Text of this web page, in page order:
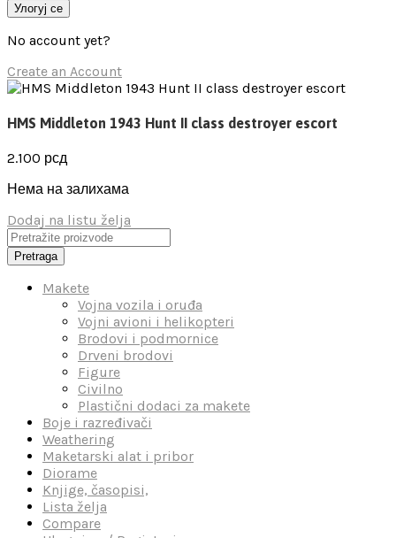
Улогуј се
No account yet?
Create an Account
HMS Middleton 1943 Hunt II class destroyer escort
2.100 рсд
Нема на залихама
Dodaj na listu želja
Pretraga
Makete
Vojna vozila i oruđa
Vojni avioni i helikopteri
Brodovi i podmornice
Drveni brodovi
Figure
Civilno
Plastični dodaci za makete
Boje i razređivači
Weathering
Maketarski alat i pribor
Diorame
Knjige, časopisi,
Lista želja
Compare